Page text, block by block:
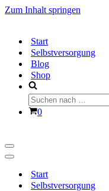
Zum Inhalt springen
Start
Selbstversorgung
Blog
Shop
Suchen
nach …
Warenkorb
0
Navigationsmenü
Navigationsmenü
Start
Selbstversorgung